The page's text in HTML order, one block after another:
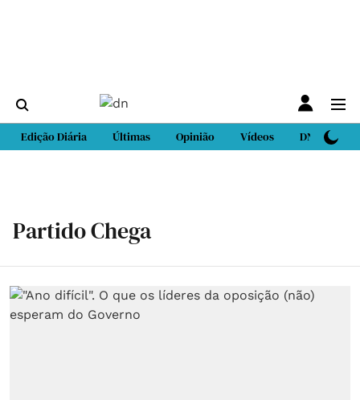
Edição Diária Últimas Opinião Vídeos DN Sport
Partido Chega